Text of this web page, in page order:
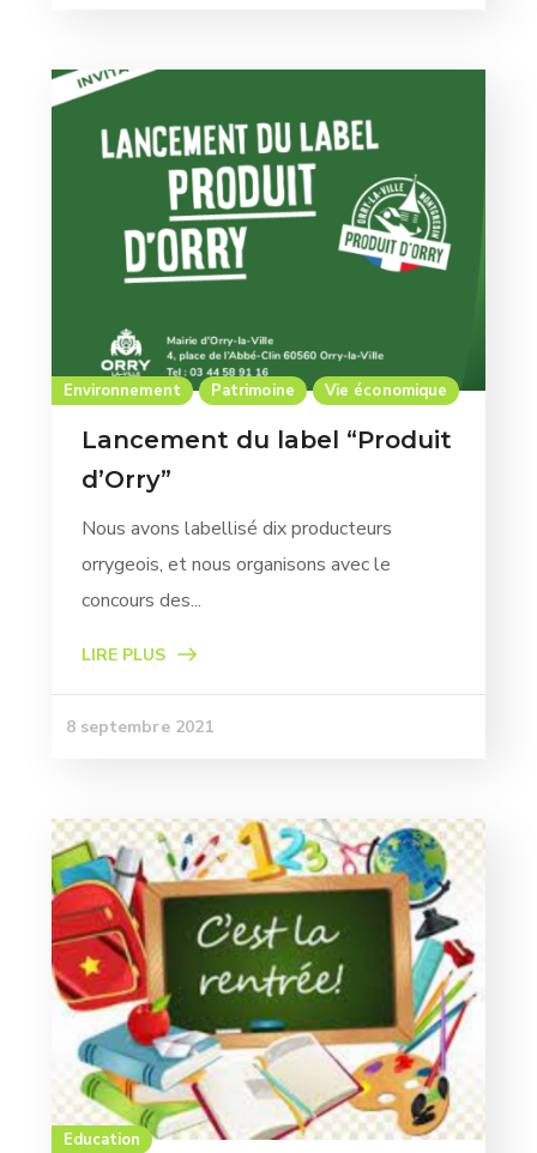
Environnement Patrimoine Vie économique
Lancement du label “Produit
d’Orry”
Nous avons labellisé dix producteurs
orrygeois, et nous organisons avec le
concours des...
LIRE PLUS
8 septembre 2021
Education